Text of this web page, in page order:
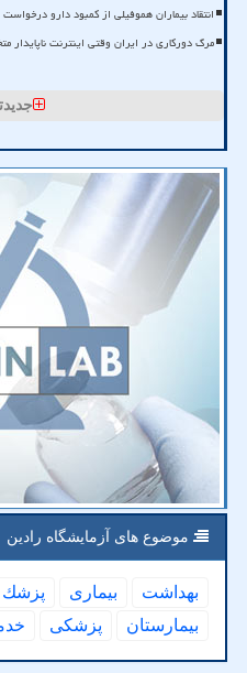
انتقاد بیماران هموفیلی از کمبود دارو
مرگ دورکاری در ایران وقتی اینترنت ناپایدار
موضوع های آزمایشگاه رادین
بهداشت بیماری پزشك
بیمارستان
پزشكی